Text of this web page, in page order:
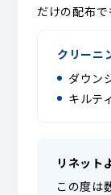
だけの配布で
クリーニ
ダウン
キルテ
リネット
この度は